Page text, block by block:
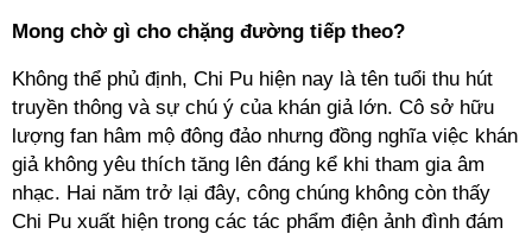
Mong chờ gì cho chặng đường tiếp theo?
Không thể phủ định, Chi Pu hiện nay là tên tuổi thu hút
truyền thông và sự chú ý của khán giả lớn. Cô sở hữu
lượng fan hâm mộ đông đảo nhưng đồng nghĩa việc khán
giả không yêu thích tăng lên đáng kể khi tham gia âm
nhạc. Hai năm trở lại đây, công chúng không còn thấy
Chi Pu xuất hiện trong các tác phẩm điện ảnh đình đám